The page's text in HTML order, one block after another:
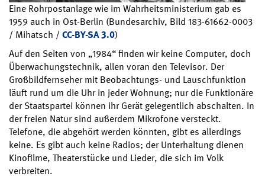
Eine Rohrpostanlage wie im Wahrheitsministerium gab es
1959 auch in Ost-Berlin (Bundesarchiv, Bild 183-61662-0003
/ Mihatsch / CC-BY-SA 3.0)
Auf den Seiten von „1984“ finden wir keine Computer, doch
Überwachungstechnik, allen voran den Televisor. Der
Großbildfernseher mit Beobachtungs- und Lauschfunktion
läuft rund um die Uhr in jeder Wohnung; nur die Funktionäre
der Staatspartei können ihr Gerät gelegentlich abschalten. In
der freien Natur sind außerdem Mikrofone versteckt.
Telefone, die abgehört werden könnten, gibt es allerdings
keine. Es gibt auch keine Radios; der Unterhaltung dienen
Kinofilme, Theaterstücke und Lieder, die sich im Volk
verbreiten.